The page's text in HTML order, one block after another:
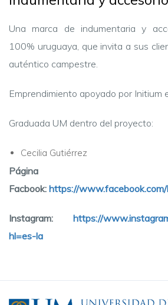
Una marca de indumentaria y
100% uruguaya, que invita a sus
auténtico campestre.
Emprendimiento apoyado por Initium
Graduada UM dentro del proyecto:
Cecilia Gutiérrez
Facbook: https://www.facebook.com/
Instagram: https://
hl=es-la